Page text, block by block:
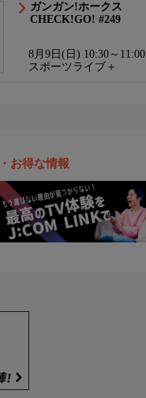
ガンガン!ホークス
CHECK!GO! #249
8月9日(日) 10:30～11:00
スポーツライブ＋
お得な情報